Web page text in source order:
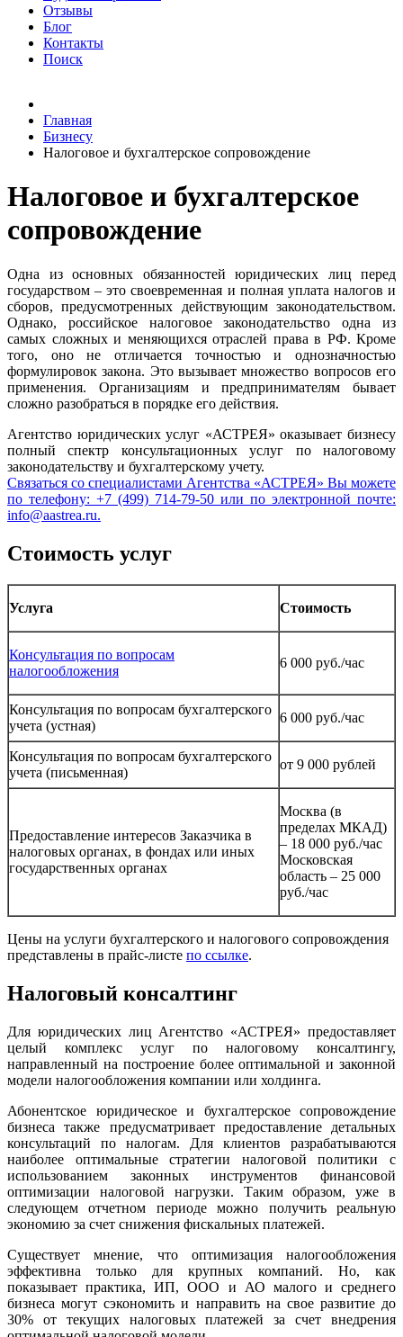
Отзывы
Блог
Контакты
Поиск
Главная
Бизнесу
Налоговое и бухгалтерское сопровождение
Налоговое и бухгалтерское
сопровождение
Одна из основных обязанностей юридических лиц перед
государством – это своевременная и полная уплата налогов и
сборов, предусмотренных действующим законодательством.
Однако, российское налоговое законодательство одна из
самых сложных и меняющихся отраслей права в РФ. Кроме
того, оно не отличается точностью и однозначностью
формулировок закона. Это вызывает множество вопросов его
применения. Организациям и предпринимателям бывает
сложно разобраться в порядке его действия.
Агентство юридических услуг «АСТРЕЯ» оказывает бизнесу
полный спектр консультационных услуг по налоговому
законодательству и бухгалтерскому учету.
Связаться со специалистами Агентства «АСТРЕЯ» Вы можете
по телефону: +7 (499) 714-79-50 или по электронной почте:
info@aastrea.ru.
Стоимость услуг
Услуга Стоимость
Консультация по вопросам
налогообложения
6 000 руб./час
Консультация по вопросам бухгалтерского
учета (устная)
6 000 руб./час
Консультация по вопросам бухгалтерского
учета (письменная)
от 9 000 рублей
Предоставление интересов Заказчика в
налоговых органах, в фондах или иных
государственных органах
Москва (в
пределах МКАД)
– 18 000 руб./час
Московская
область – 25 000
руб./час
Цены на услуги бухгалтерского и налогового сопровождения
представлены в прайс-листе по ссылке.
Налоговый консалтинг
Для юридических лиц Агентство «АСТРЕЯ» предоставляет
целый комплекс услуг по налоговому консалтингу,
направленный на построение более оптимальной и законной
модели налогообложения компании или холдинга.
Абонентское юридическое и бухгалтерское сопровождение
бизнеса также предусматривает предоставление детальных
консультаций по налогам. Для клиентов разрабатываются
наиболее оптимальные стратегии налоговой политики с
использованием законных инструментов финансовой
оптимизации налоговой нагрузки. Таким образом, уже в
следующем отчетном периоде можно получить реальную
экономию за счет снижения фискальных платежей.
Существует мнение, что оптимизация налогообложения
эффективна только для крупных компаний. Но, как
показывает практика, ИП, ООО и АО малого и среднего
бизнеса могут сэкономить и направить на свое развитие до
30% от текущих налоговых платежей за счет внедрения